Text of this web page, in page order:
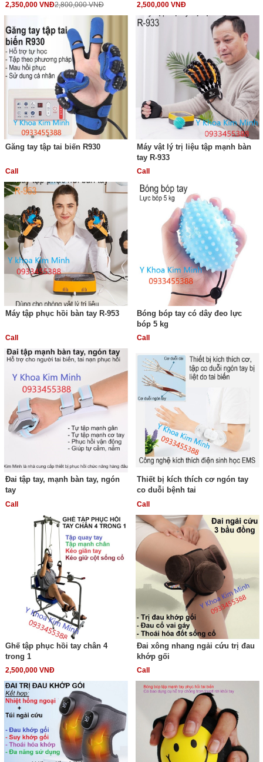
2,350,000 VNĐ2,800,000 VNĐ 2,500,000 VNĐ
Găng tay tập tai biến R930
Call
Máy vật lý trị liệu tập mạnh bàn
tay R-933
Call
Máy tập phục hồi bàn tay R-953
Call
Bóng bóp tay có dây đeo lực
bóp 5 kg
Call
Đai tập tay, mạnh bàn tay, ngón
tay
Call
Thiết bị kích thích cơ ngón tay
co duỗi bệnh tai
Call
Ghế tập phục hồi tay chân 4
trong 1
2,500,000 VNĐ
Đai xông nhang ngải cứu trị đau
khớp gối
Call